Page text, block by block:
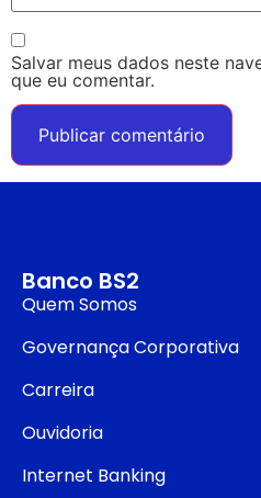
Salvar meus dados neste
que eu comentar.
Banco BS2
Quem Somos
Governança Corporativa
Carreira
Ouvidoria
Internet Banking